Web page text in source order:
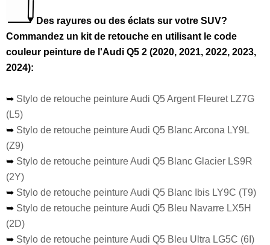
Des rayures ou des éclats sur votre SUV?
Commandez un kit de retouche en utilisant le code
couleur peinture de l'Audi Q5 2 (2020, 2021, 2022, 2023,
2024):
➥ Stylo de retouche peinture Audi Q5 Argent Fleuret LZ7G
(L5)
➥ Stylo de retouche peinture Audi Q5 Blanc Arcona LY9L
(Z9)
➥ Stylo de retouche peinture Audi Q5 Blanc Glacier LS9R
(2Y)
➥ Stylo de retouche peinture Audi Q5 Blanc Ibis LY9C (T9)
➥ Stylo de retouche peinture Audi Q5 Bleu Navarre LX5H
(2D)
➥ Stylo de retouche peinture Audi Q5 Bleu Ultra LG5C (6I)